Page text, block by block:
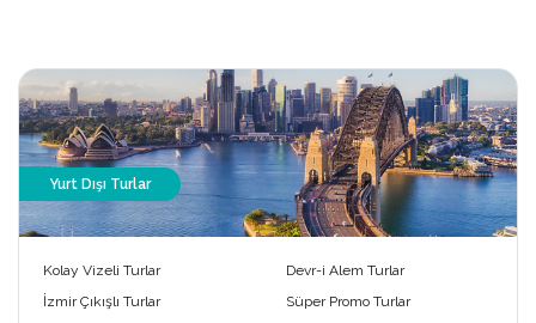
Yurt Dışı Turlar
Kolay Vizeli Turlar
Devr-i Alem Turlar
İzmir Çıkışlı Turlar
Süper Promo Turlar